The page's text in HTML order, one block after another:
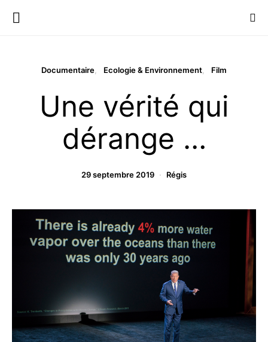
Documentaire Ecologie & Environnement Film
Une vérité qui
dérange …
29 septembre 2019 Régis